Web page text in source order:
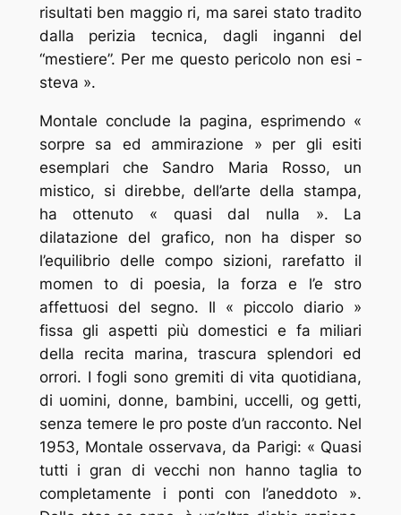
risultati ben maggio ­ri, ma sarei stato tradito
dalla perizia tecnica, dagli inganni del
“mestiere”. Per me questo pericolo non esi ­
steva ».
Montale conclude la pagina, esprimendo «
sorpre ­sa ed ammirazione » per gli esiti
esemplari che Sandro Maria Rosso, un
mistico, si direbbe, dell’arte della stampa,
ha ottenuto « quasi dal nulla ». La
dilatazione del grafico, non ha disper ­so
l’equilibrio delle compo ­sizioni, rarefatto il
momen ­to di poesia, la forza e l’e ­stro
affettuosi del segno. Il « piccolo diario »
fissa gli aspetti più domestici e fa ­miliari
della recita marina, trascura splendori ed
orrori. I fogli sono gremiti di vita quotidiana,
di uomini, donne, bambini, uccelli, og ­getti,
senza temere le pro ­poste d’un racconto. Nel
1953, Montale osservava, da Parigi: « Quasi
tutti i gran ­di vecchi non hanno taglia ­to
completamente i ponti con l’aneddoto ».